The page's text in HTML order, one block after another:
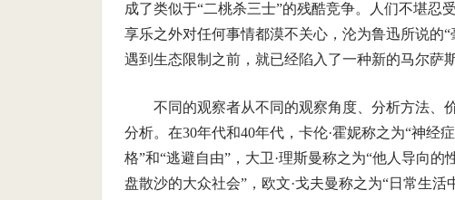
成了类似于“二桃杀三士”的残酷竞争。人们不堪忍
享乐之外对任何事情都漠不关心，沦为鲁迅所说的
遇到生态限制之前，就已经陷入了一种新的马尔萨
不同的观察者从不同的观察角度、分析方法、
分析。在30年代和40年代，卡伦·霍妮称之为“神经
格”和“逃避自由”，大卫·理斯曼称之为“他人导向的
盘散沙的大众社会”，欧文·戈夫曼称之为“日常生